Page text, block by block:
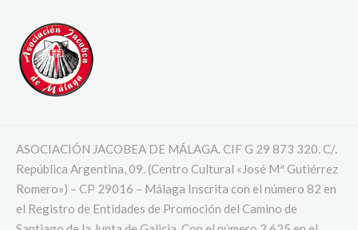
ASOCIACIÓN JACOBEA DE MÁLAGA. CIF G 29 873 320. C/.
República Argentina, 09. (Centro Cultural «José Mª Gutiérrez
Romero») – CP 29016 – Málaga Inscrita con el número 82 en
el Registro de Entidades de Promoción del Camino de